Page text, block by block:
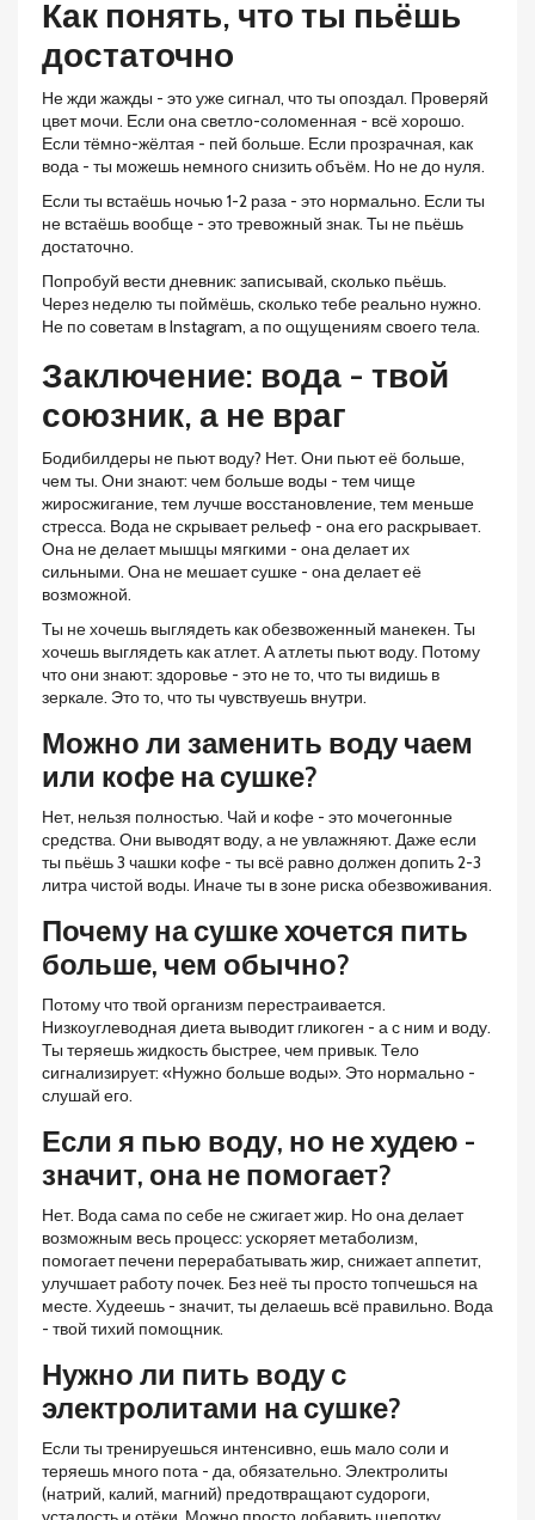
Как понять, что ты пьёшь
достаточно
Не жди жажды - это уже сигнал, что ты опоздал. Проверяй
цвет мочи. Если она светло-соломенная - всё хорошо.
Если тёмно-жёлтая - пей больше. Если прозрачная, как
вода - ты можешь немного снизить объём. Но не до нуля.
Если ты встаёшь ночью 1-2 раза - это нормально. Если ты
не встаёшь вообще - это тревожный знак. Ты не пьёшь
достаточно.
Попробуй вести дневник: записывай, сколько пьёшь.
Через неделю ты поймёшь, сколько тебе реально нужно.
Не по советам в Instagram, а по ощущениям своего тела.
Заключение: вода - твой
союзник, а не враг
Бодибилдеры не пьют воду? Нет. Они пьют её больше,
чем ты. Они знают: чем больше воды - тем чище
жиросжигание, тем лучше восстановление, тем меньше
стресса. Вода не скрывает рельеф - она его раскрывает.
Она не делает мышцы мягкими - она делает их
сильными. Она не мешает сушке - она делает её
возможной.
Ты не хочешь выглядеть как обезвоженный манекен. Ты
хочешь выглядеть как атлет. А атлеты пьют воду. Потому
что они знают: здоровье - это не то, что ты видишь в
зеркале. Это то, что ты чувствуешь внутри.
Можно ли заменить воду чаем
или кофе на сушке?
Нет, нельзя полностью. Чай и кофе - это мочегонные
средства. Они выводят воду, а не увлажняют. Даже если
ты пьёшь 3 чашки кофе - ты всё равно должен допить 2-3
литра чистой воды. Иначе ты в зоне риска обезвоживания.
Почему на сушке хочется пить
больше, чем обычно?
Потому что твой организм перестраивается.
Низкоуглеводная диета выводит гликоген - а с ним и воду.
Ты теряешь жидкость быстрее, чем привык. Тело
сигнализирует: «Нужно больше воды». Это нормально -
слушай его.
Если я пью воду, но не худею -
значит, она не помогает?
Нет. Вода сама по себе не сжигает жир. Но она делает
возможным весь процесс: ускоряет метаболизм,
помогает печени перерабатывать жир, снижает аппетит,
улучшает работу почек. Без неё ты просто топчешься на
месте. Худеешь - значит, ты делаешь всё правильно. Вода
- твой тихий помощник.
Нужно ли пить воду с
электролитами на сушке?
Если ты тренируешься интенсивно, ешь мало соли и
теряешь много пота - да, обязательно. Электролиты
(натрий, калий, магний) предотвращают судороги,